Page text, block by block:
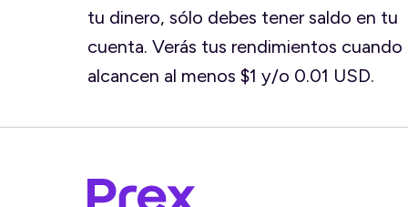
tu dinero, sólo debes tener saldo en tu
cuenta. Verás tus rendimientos cuando
alcancen al menos $1 y/o 0.01 USD.